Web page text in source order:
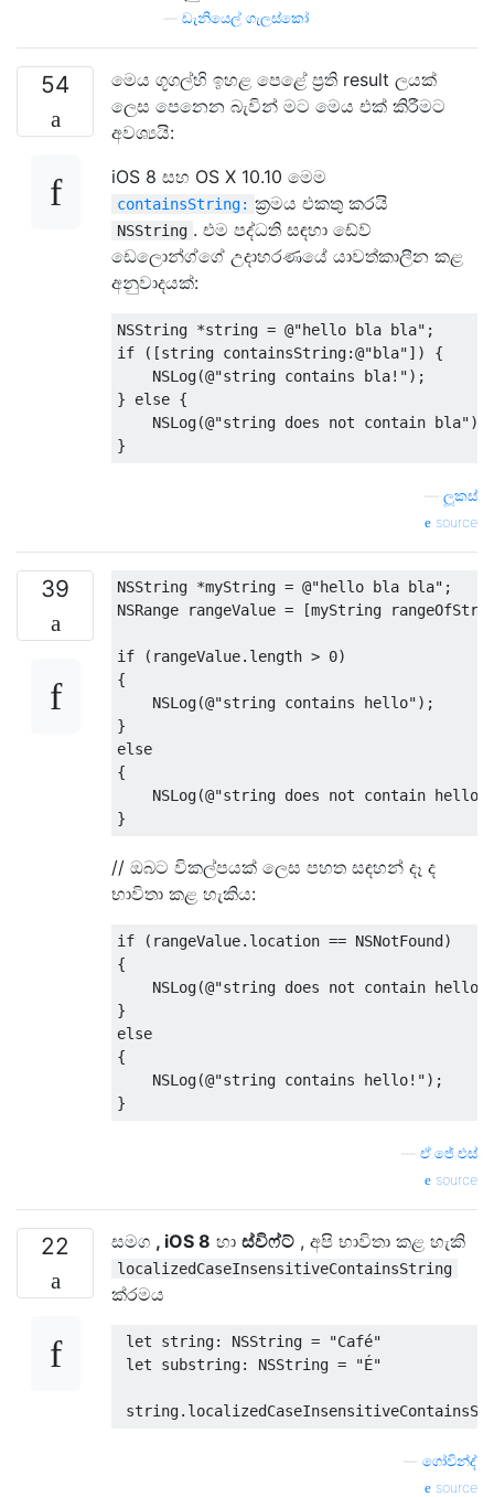
ඩැනියෙල් ගැලස්කෝ
54
මෙය ගූගල්හි ඉහළ පෙළේ ප්‍රති result ලයක්
ලෙස පෙනෙන බැවින් මට මෙය එක් කිරීමට
අවශ්‍යයි:
iOS 8 සහ OS X 10.10 මෙම
containsString: ක්‍රමය එකතු කරයි
NSString . එම පද්ධති සඳහා ඩේව්
ඩෙලොන්ග්ගේ උදාහරණයේ යාවත්කාලීන කළ
අනුවාදයක්:
NSString *string = @"hello bla bla" ;
if
([string containsString:@"bla"])
{
NSLog(@"string contains bla!");
}
else {
NSLog(@"string does not contain bla");
}
ලූකස්
source
39 NSString *myString = @"hello bla bla" ;
NSRange rangeValue = [myString
if ( rangeValue. length > 0)
{
NSLog(@"string contains hello");
}
else
{
NSLog(@"string does not contain
}
// ඔබට විකල්පයක් ලෙස පහත සඳහන් දෑ ද
භාවිතා කළ හැකිය:
if ( rangeValue. location == NSNotFound)
{
NSLog(@"string does not contain hello"
}
else
{
NSLog(@"string contains hello!");
}
ඒ.ජේ.එස්
source
22 සමග , iOS 8 හා ස්විෆ්ට් , අපි භාවිතා කළ හැකි
localizedCaseInsensitiveContainsString
ක්රමය
let string: NSString =
"Café"
let substring: NSString = "É"
string.
ගෝවින්ද්
source